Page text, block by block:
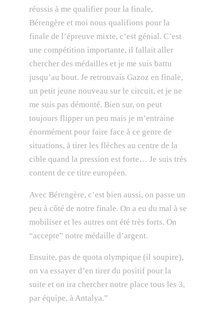
réussis à me qualifier pour la finale,
Bérengère et moi nous qualifions pour la
finale de l’épreuve mixte, c’est génial. C’est
une compétition importante, il fallait aller
chercher des médailles et je me suis battu
jusqu’au bout. Je retrouvais Gazoz en finale,
un petit jeune nouveau sur le circuit, et je ne
me suis pas démonté. Bien sur, on peut
toujours flipper un peu mais je m’entraine
énormément pour faire face à ce genre de
situations, à tirer les flèches au centre de la
cible quand la pression est forte… Je suis très
content de ce titre européen.
Avec Bérengère, c’est bien aussi, on passe un
peu à côté de notre finale. On a eu du mal à se
mobiliser et les autres ont été très forts. On
“accepte” notre médaille d’argent.
Ensuite, pas de quota olympique (il soupire),
on va essayer d’en tirer du positif pour la
suite et on ira chercher notre place tous les 3,
par équipe, à Antalya.”